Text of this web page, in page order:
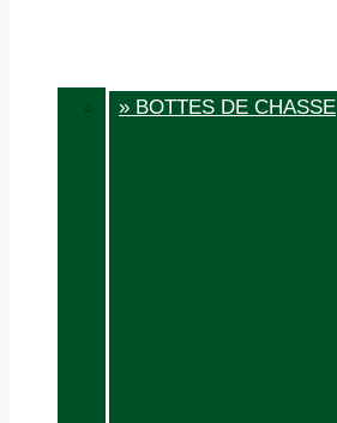
» BOTTES DE CHASSE